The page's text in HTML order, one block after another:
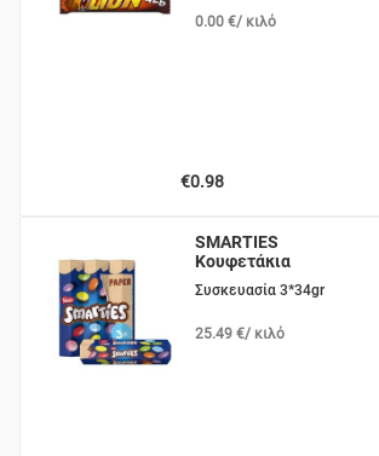
0.00 €/ κιλό
€0.98
SMARTIES
Κουφετάκια
Σοκολάτας
Συσκευασία 3*34gr
25.49 €/ κιλό